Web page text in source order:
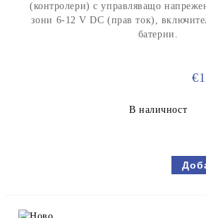
(контролери) с управляващо
зони 6-12 V DC (прав ток),
батерии.
В наличност